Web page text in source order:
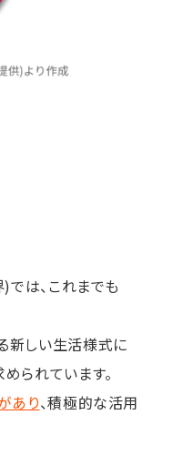
は、これまでも
新しい生活様式に
られています。
あり、積極的な活用